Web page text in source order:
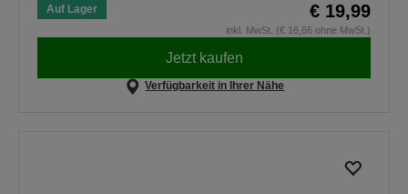
Auf Lager € 19,99
inkl. MwSt. (€ 16,66 ohne MwSt.)
Jetzt kaufen
Verfügbarkeit in Ihrer Nähe